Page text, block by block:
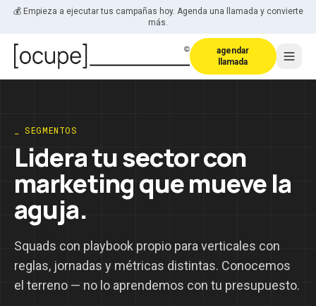
Saltar al contenido
💰 Empieza a ejecutar tus campañas hoy. Agenda una llamada y convierte
más.
agendar
llamada
_ SEGMENTOS
Lidera tu sector con
marketing que mueve la
aguja.
Squads con playbook propio para verticales con
reglas, jornadas y métricas distintas. Conocemos
el terreno — no lo aprendemos con tu presupuesto.